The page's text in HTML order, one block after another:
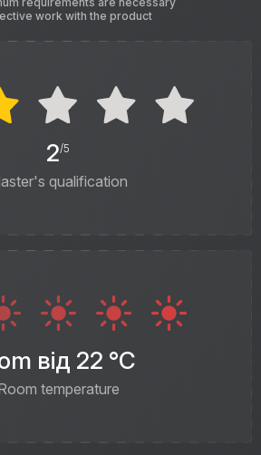
work with the product
2/5
qualification
від 22 °C
temperature